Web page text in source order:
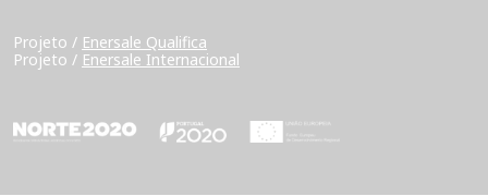
Projeto / Enersale Qualifica
Projeto / Enersale Internacional